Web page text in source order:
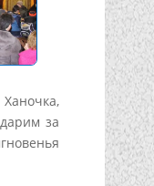
за